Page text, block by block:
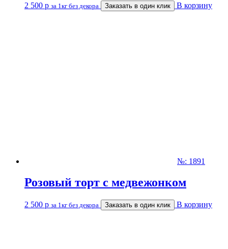
2 500 р за 1кг без декора Заказать в один клик В корзину
№: 1891
Розовый торт с медвежонком
2 500 р за 1кг без декора Заказать в один клик В корзину